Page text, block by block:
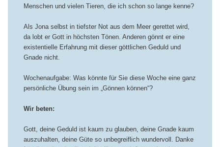
Menschen und vielen Tieren, die ich schon so lange kenne?
Als Jona selbst in tiefster Not aus dem Meer gerettet wird,
da lobt er Gott in höchsten Tönen. Anderen gönnt er eine
existentielle Erfahrung mit dieser göttlichen Geduld und
Gnade nicht.
Wochenaufgabe: Was könnte für Sie diese Woche eine ganz
persönliche Übung sein im „Gönnen können“?
Wir beten:
Gott, deine Geduld ist kaum zu glauben, deine Gnade kaum
auszuhalten, deine Güte so unbegreiflich wundervoll. Danke